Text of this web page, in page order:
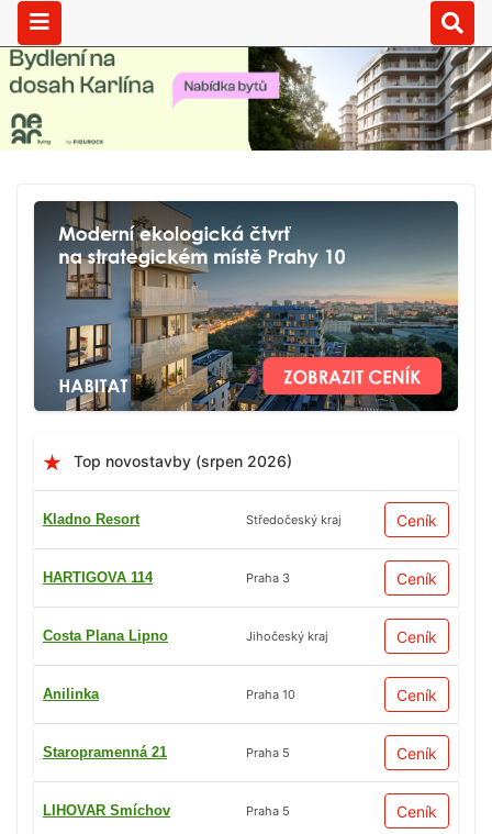
Top novostavby (srpen 2026)
Kladno Resort Středočeský kraj Ceník
HARTIGOVA 114 Praha 3 Ceník
Costa Plana Lipno Jihočeský kraj Ceník
Anilinka Praha 10 Ceník
Staropramenná 21 Praha 5 Ceník
LIHOVAR Smíchov Praha 5 Ceník